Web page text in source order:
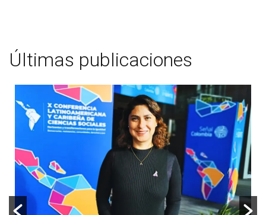
Últimas publicaciones